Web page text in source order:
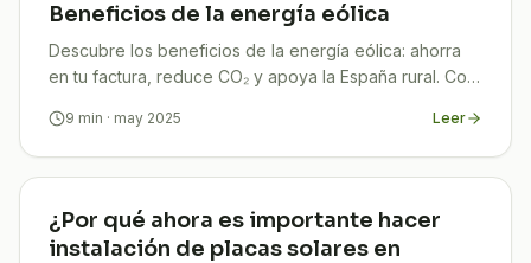
Beneficios de la energía eólica
Descubre los beneficios de la energía eólica: ahorra
en tu factura, reduce CO₂ y apoya la España rural. Con
9 min · may 2025 Leer
¿Por qué ahora es importante hacer
instalación de placas solares en